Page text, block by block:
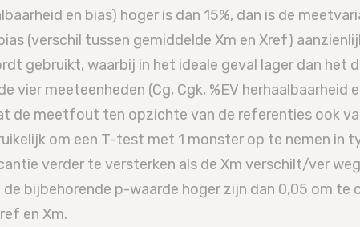
en bias) hoger is dan 15%, dan is de
(verschil tussen gemiddelde Xm en Xref)
gebruikt, waarbij in het ideale geval lager dan het
vier meeteenheden (Cg, Cgk, %EV herhaalbaarheid
de meetfout ten opzichte van de referenties ook
om een T-test met 1 monster op te nemen in
verder te versterken als de Xm verschilt/ver
bijbehorende p-waarde hoger zijn dan 0,05 om te
en Xm.